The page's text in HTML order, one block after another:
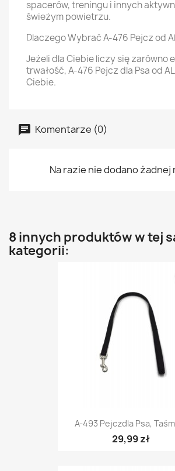
spacerów, treningu i innych
świeżym powietrzu.
Dlaczego Wybrać A-476 Pejcz od
Jeżeli dla Ciebie liczy się zarówno
trwałość, A-476 Pejcz dla Psa od
Ciebie.
Komentarze (0)
Na razie nie dodano żadnej
8 innych produktów w tej
kategorii:
A-493 Pejczdla Psa,
29,99 zł